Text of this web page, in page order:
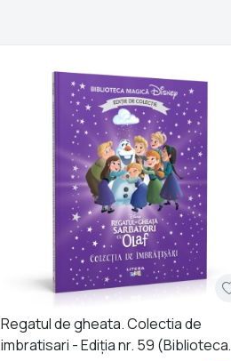
Regatul de gheata. Colectia de
imbratisari - Ediția nr. 59 (Biblioteca